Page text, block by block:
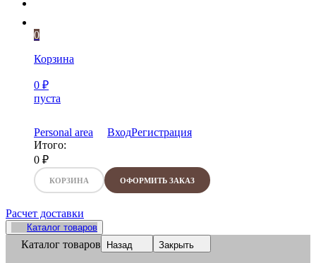
0
Корзина
0 ₽
пуста
Personal area ВходРегистрация
Итого:
0 ₽
КОРЗИНА ОФОРМИТЬ ЗАКАЗ
Расчет доставки
Каталог товаров
Каталог товаров Назад Закрыть